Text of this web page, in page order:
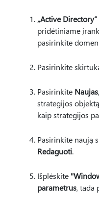
„Active
pridėtiniame
pasirinkite
Pasirinkite
Pasirinkite Naujas
strategijos
kaip strategijos
Pasirinkite naują
Redaguoti.
Išplėskite
parametrus, tada